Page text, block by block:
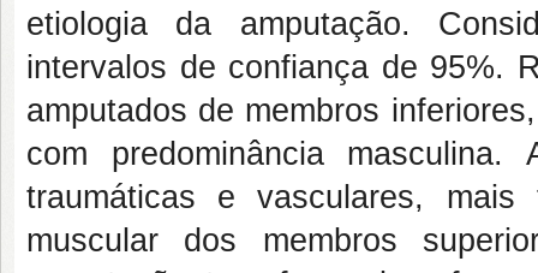
etiologia da amputação.
intervalos de confiança de 95%.
amputados de membros
com predominância
traumáticas e vasculares,
muscular dos membros